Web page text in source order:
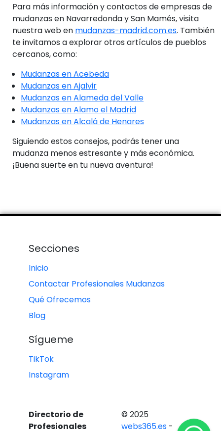
Para más información y contactos de empresas de
mudanzas en Navarredonda y San Mamés, visita
nuestra web en mudanzas-madrid.com.es. También
te invitamos a explorar otros artículos de pueblos
cercanos, como:
Mudanzas en Acebeda
Mudanzas en Ajalvir
Mudanzas en Alameda del Valle
Mudanzas en Alamo el Madrid
Mudanzas en Alcalá de Henares
Siguiendo estos consejos, podrás tener una
mudanza menos estresante y más económica.
¡Buena suerte en tu nueva aventura!
Secciones
Inicio
Contactar Profesionales Mudanzas
Qué Ofrecemos
Blog
Sígueme
TikTok
Instagram
Directorio de
Profesionales
© 2025
webs365.es -